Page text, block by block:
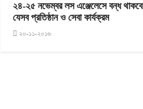
২৪-২৫ নভেম্বর লস এঞ্জেলেসে বন্ধ থাকবে
যেসব প্রতিষ্ঠান ও সেবা কার্যক্রম
২০-১১-২০১৬